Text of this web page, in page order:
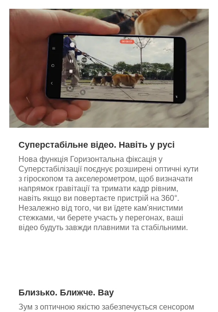
Суперстабільне відео. Навіть у русі
Нова функція Горизонтальна фіксація у
Суперстабілізації поєднує розширені оптичні кути
з гіроскопом та акселерометром, щоб визначати
напрямок гравітації та тримати кадр рівним,
навіть якщо ви повертаєте пристрій на 360°.
Незалежно від того, чи ви їдете кам'янистими
стежками, чи берете участь у перегонах, ваші
відео будуть завжди плавними та стабільними.
Близько. Ближче. Вау
Зум з оптичною якістю забезпечується сенсором